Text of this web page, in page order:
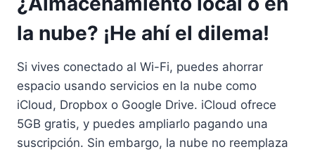
la nube? ¡He ahí el dilema!
Si vives conectado al Wi-Fi, puedes ahorrar
espacio usando servicios en la nube como
iCloud, Dropbox o Google Drive. iCloud ofrece
5GB gratis, y puedes ampliarlo pagando una
suscripción. Sin embargo, la nube no reemplaza